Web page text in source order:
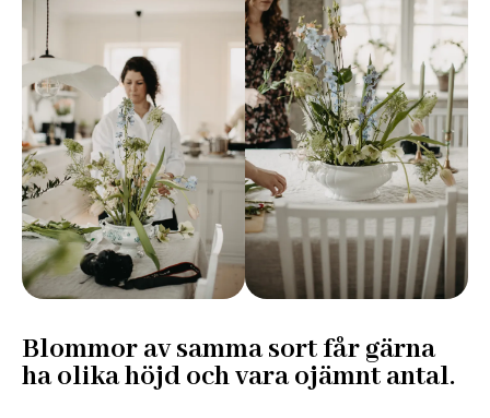
Blommor av samma sort får gärna
ha olika höjd och vara ojämnt antal.